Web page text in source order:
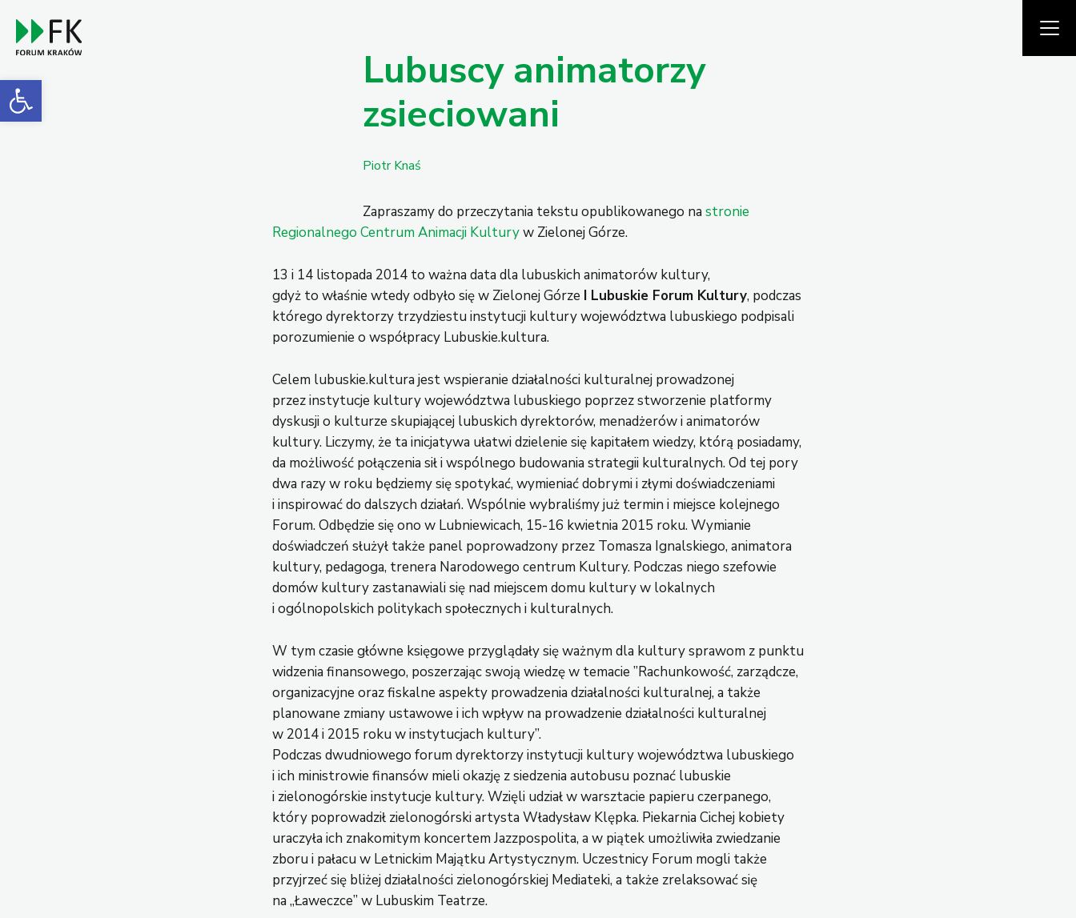
Open toolbar
Piotr Knaś
Lubuscy animatorzy
zsieciowani
Zapraszamy do przeczytania tekstu opublikowanego na stronie
Regionalnego Centrum Animacji Kulturyw Zielonej Górze.
13 i 14 listopada 2014 to ważna data dla lubuskich animatorów kultury,
gdyż to właśnie wtedy odbyło się w Zielonej Górze I Lubuskie Forum Kultury, podczas
którego dyrektorzy trzydziestu instytucji kultury województwa lubuskiego podpisali
porozumienie o współpracy Lubuskie.kultura.
Celem lubuskie.kultura jest wspieranie działalności kulturalnej prowadzonej
przez instytucje kultury województwa lubuskiego poprzez stworzenie platformy
dyskusji o kulturze skupiającej lubuskich dyrektorów, menadżerów i animatorów
kultury. Liczymy, że ta inicjatywa ułatwi dzielenie się kapitałem wiedzy, którą posiadamy,
da możliwość połączenia sił i wspólnego budowania strategii kulturalnych. Od tej pory
dwa razy w roku będziemy się spotykać, wymieniać dobrymi i złymi doświadczeniami
i inspirować do dalszych działań. Wspólnie wybraliśmy już termin i miejsce kolejnego
Forum. Odbędzie się ono w Lubniewicach, 15-16 kwietnia 2015 roku. Wymianie
doświadczeń służył także panel poprowadzony przez Tomasza Ignalskiego, animatora
kultury, pedagoga, trenera Narodowego centrum Kultury. Podczas niego szefowie
domów kultury zastanawiali się nad miejscem domu kultury w lokalnych
i ogólnopolskich politykach społecznych i kulturalnych.
W tym czasie główne księgowe przyglądały się ważnym dla kultury sprawom z punktu
widzenia finansowego, poszerzając swoją wiedzę w temacie ”Rachunkowość, zarządcze,
organizacyjne oraz fiskalne aspekty prowadzenia działalności kulturalnej, a także
planowane zmiany ustawowe i ich wpływ na prowadzenie działalności kulturalnej
w 2014 i 2015 roku w instytucjach kultury”.
Podczas dwudniowego forum dyrektorzy instytucji kultury województwa lubuskiego
i ich ministrowie finansów mieli okazję z siedzenia autobusu poznać lubuskie
i zielonogórskie instytucje kultury. Wzięli udział w warsztacie papieru czerpanego,
który poprowadził zielonogórski artysta Władysław Klępka. Piekarnia Cichej kobiety
uraczyła ich znakomitym koncertem Jazzpospolita, a w piątek umożliwiła zwiedzanie
zboru i pałacu w Letnickim Majątku Artystycznym. Uczestnicy Forum mogli także
przyjrzeć się bliżej działalności zielonogórskiej Mediateki, a także zrelaksować się
na „Ławeczce” w Lubuskim Teatrze.